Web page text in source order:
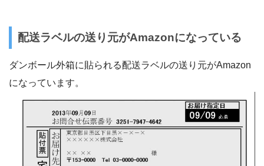
配送ラベルの送り元がAmazonになっている
ダンボール外箱に貼られる配送ラベルの送り元がAmazon
になっています。